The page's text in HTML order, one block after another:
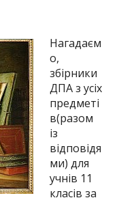
Нагадаєм
о,
збірники
ДПА з усіх
предметі
в(разом
із
відповідя
ми) для
учнів 11
класів за